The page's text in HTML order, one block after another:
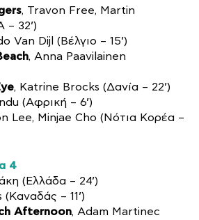
, Travon Free, Martin
– 32’)
Van Dijl (Βέλγιο – 15’)
, Anna Paavilainen
, Katrine Brocks (Δανία – 22’)
(Αφρική – 6’)
Lee, Minjae Cho (Νότια Κορέα –
4
(Ελλάδα – 24’)
– 11’)
Afternoon, Adam Martinec